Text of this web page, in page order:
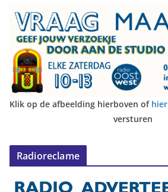
Klik op de afbeelding hierboven of hier
versturen
Radioreclame